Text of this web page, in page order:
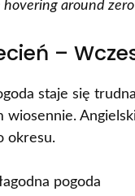
hovering around
–
staje się
wiosennie.
okresu.
pogoda